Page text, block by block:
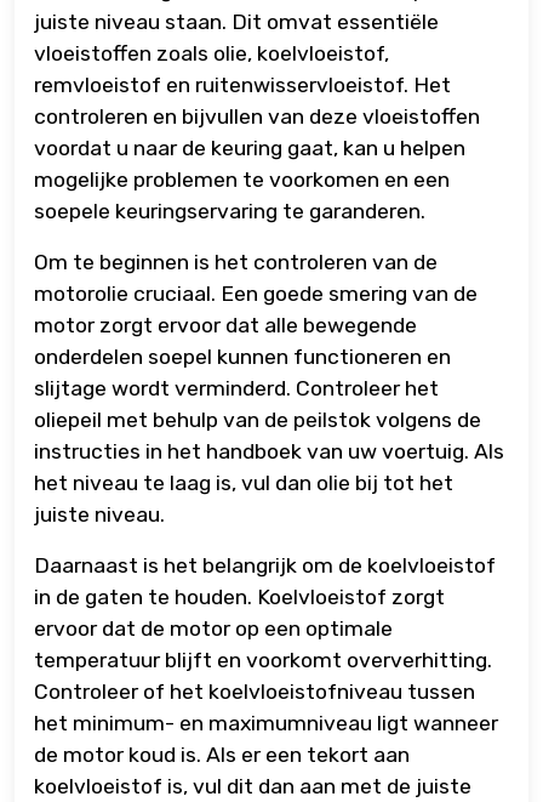
juiste niveau staan. Dit omvat essentiële
vloeistoffen zoals olie, koelvloeistof,
remvloeistof en ruitenwisservloeistof. Het
controleren en bijvullen van deze vloeistoffen
voordat u naar de keuring gaat, kan u helpen
mogelijke problemen te voorkomen en een
soepele keuringservaring te garanderen.
Om te beginnen is het controleren van de
motorolie cruciaal. Een goede smering van de
motor zorgt ervoor dat alle bewegende
onderdelen soepel kunnen functioneren en
slijtage wordt verminderd. Controleer het
oliepeil met behulp van de peilstok volgens de
instructies in het handboek van uw voertuig. Als
het niveau te laag is, vul dan olie bij tot het
juiste niveau.
Daarnaast is het belangrijk om de koelvloeistof
in de gaten te houden. Koelvloeistof zorgt
ervoor dat de motor op een optimale
temperatuur blijft en voorkomt oververhitting.
Controleer of het koelvloeistofniveau tussen
het minimum- en maximumniveau ligt wanneer
de motor koud is. Als er een tekort aan
koelvloeistof is, vul dit dan aan met de juiste